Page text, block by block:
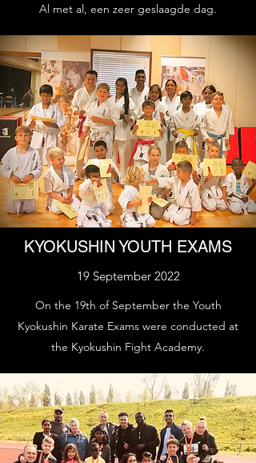
Al met al, een zeer geslaagde dag.
KYOKUSHIN YOUTH EXAMS
19 September 2022
On the 19th of September the Youth
Kyokushin Karate Exams were conducted at
the Kyokushin Fight Academy.